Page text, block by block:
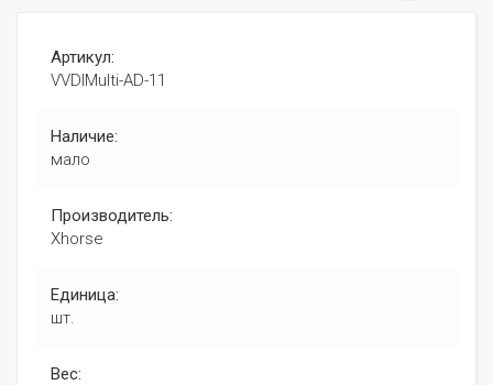
Артикул:
VVDIMulti-AD-11
Наличие:
мало
Производитель:
Xhorse
Единица:
шт.
Вес: